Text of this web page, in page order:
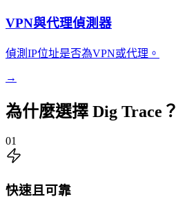
VPN與代理偵測器
偵測IP位址是否為VPN或代理。
→
為什麼選擇 Dig Trace？
01
快速且可靠